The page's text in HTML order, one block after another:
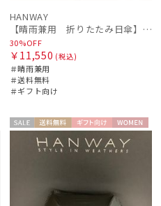
HANWAY
【晴雨兼用 折りたたみ日傘】ハンウェイ（ＨＡＮＷＡＹ）Liner ribbon（ライナー・リボン)
30%OFF
￥11,550 (税込)
＃晴雨兼用
＃送料無料
＃ギフト向け
セー 送料無
料
ギフト
向け
WOME
N